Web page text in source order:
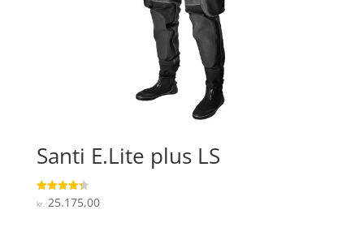
Santi E.Lite plus LS
Vurderet
4.3
kr.25.175,00